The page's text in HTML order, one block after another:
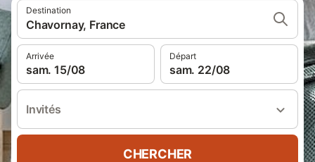
Destination
Chavornay, France
Arrivée
sam. 15/08
Départ
sam. 22/08
Invités
CHERCHER